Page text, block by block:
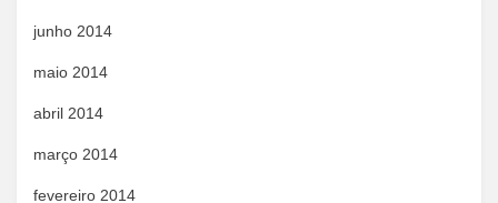
junho 2014
maio 2014
abril 2014
março 2014
fevereiro 2014